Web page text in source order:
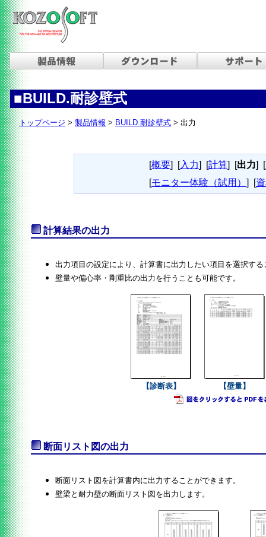
■BUILD.耐診壁式
トップページ > 製品情報 > BUILD.耐診壁式 > 出力
[概要] [入力] [計算] [出力] [
[モニター体験（試用） ] [
計算結果の出力
出力項目の設定により、計算書に出力したい項目を選択す
壁量や偏心率・剛重比の出力を行うことも可能です。
【診断表】 【壁量】
断面リスト図の出力
断面リスト図を計算書内に出力することができます。
壁梁と耐力壁の断面リスト図を出力します。